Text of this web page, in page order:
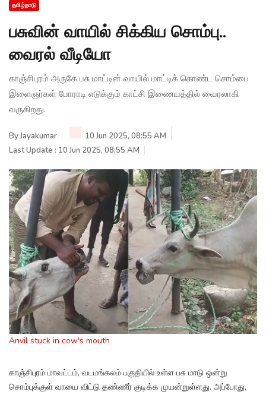
தமிழ்நாடு
பசுவின் வாயில் சிக்கிய சொம்பு..
வைரல் வீடியோ
காஞ்சிபுரம் அருகே பசு மாட்டின் வாயில் மாட்டிக் கொண்ட சொம்பை
இளைஞர்கள் போராடி எடுக்கும் காட்சி இணையத்தில் வைரலாகி
வருகிறது.
ByJayakumar
10 Jun 2025, 08:55 AM
Last Update : 10 Jun 2025, 08:55 AM
Anvil stuck in cow's mouth
காஞ்சிபுரம் மாவட்டம், வடமங்கலம் பகுதியில் உள்ள பசு மாடு ஒன்று
சொம்புக்குள் வாயை விட்டு தண்ணீர் குடிக்க முயன்றுள்ளது. அப்போது,